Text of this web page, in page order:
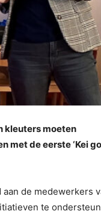
kleuters moeten
met de eerste ‘Kei
de medewerkers
te